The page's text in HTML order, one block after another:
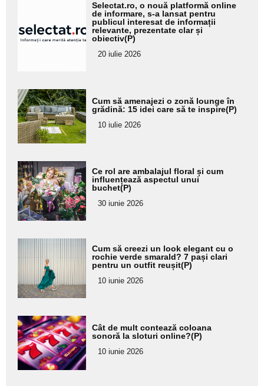
pentru
subtitlu
Selectat.ro, o nouă platformă online
de informare, s-a lansat pentru
publicul interesat de informații
relevante, prezentate clar și
obiectiv(P)
20 iulie 2026
Adaugă
aici textul
pentru
subtitlu
Cum să amenajezi o zonă lounge în
grădină: 15 idei care să te inspire(P)
10 iulie 2026
Adaugă
aici textul
pentru
subtitlu
Ce rol are ambalajul floral și cum
influențează aspectul unui
buchet(P)
30 iunie 2026
Adaugă
aici textul
pentru
subtitlu
Cum să creezi un look elegant cu o
rochie verde smarald? 7 pași clari
pentru un outfit reușit(P)
10 iunie 2026
Adaugă
aici textul
pentru
subtitlu
Cât de mult contează coloana
sonoră la sloturi online?(P)
10 iunie 2026